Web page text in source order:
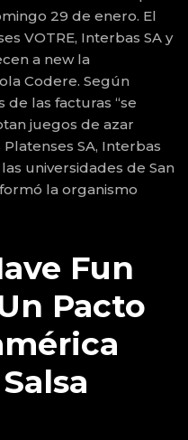
29 de enero. El
VOTRE, Interbas SA y
a new la
Codere. Según
las facturas “se
juegos de azar
SA, Interbas
universidades de San
la organismo
Fun
Pacto